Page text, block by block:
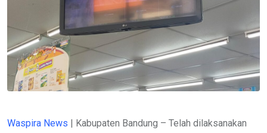
Waspira News | Kabupaten Bandung – Telah dilaksanakan